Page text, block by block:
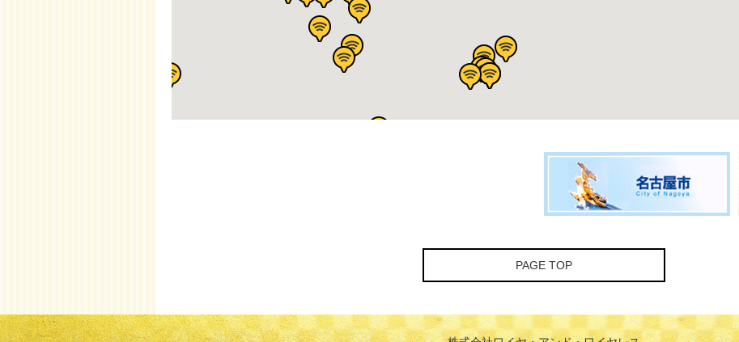
PAGE TOP